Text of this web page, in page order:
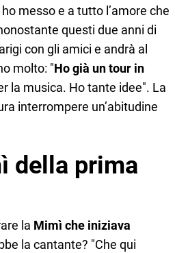
messo e a tutto l’amore che
questi due anni di
con gli amici e andrà al
molto: "Ho già un tour in
la musica. Ho tante idee". La
interrompere un’abitudine
della prima
la Mimì che iniziava
la cantante? "Che qui